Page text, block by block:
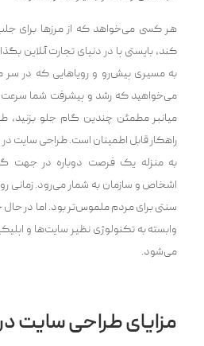
هر کسی می‌خواهد که از مرزها برای
کند، بایستی پا در دنیای تجارت
به مسیری پیش‌رو و رویاهایی که در سر
می‌خواهید که رشد و پیشرفت شما سرعت
میانبر مطمئن چندین گام جلو
راهکار قابل اطمینان است. طراحی سایت
به منزله یک فرصت دوباره در
اشخاص و سازمان به شمار می‌رود.
سنتی برای مردم ملموس‌تر بود. اما در حال
وابسته به تکنولوژی نظیر سایت‌ها و
می‌شود.
مزایای طراحی سایت